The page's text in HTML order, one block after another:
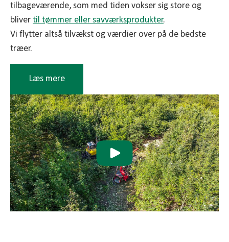
tilbageværende, som med tiden vokser sig store og
bliver til tømmer eller savværksprodukter.
Vi flytter altså tilvækst og værdier over på de bedste
træer.
Læs mere
Det er flisproduktionen, som gør tyndings-
operationerne rentable. Med flisproduktion udnytter vi
skovens restprodukter – uanset træart, dimension og
kvalitet.
Med de nuværende høje priser energi er flisproduktion
fra skoven en god forretning for skovejere.
Skovdyrkerne afsætter skovflis til en lang række
varmeværker.